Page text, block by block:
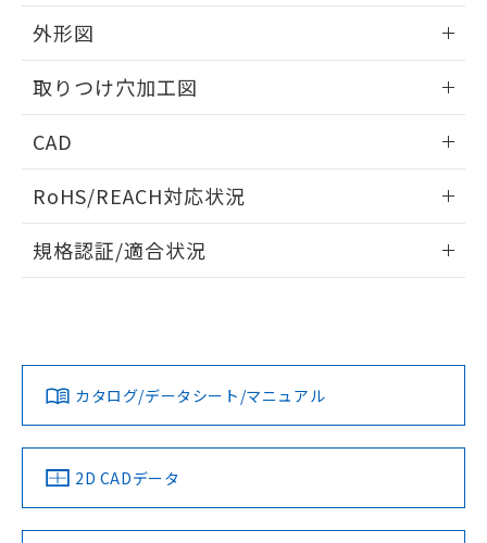
外形図
取りつけ穴加工図
CAD
ドすることができます。
ログイン/会員登録
ダウンロードデータをご利用いただく前に、以下を必ずお読
みください。
ソフトウェアの使用条件
RoHS/REACH対応状況
EU RoHS 注意事項・凡例
対応済み
中国 RoHS 注意事項・凡例
規格認証/適合状況
カタログ/データシート/マニュアル
2D CADデータ
および当社の共同利用者が、当社の製
引・商談に必要な範囲で利用すること
をご了承ください。
※当社の共同利用者とは、
指します。
下記の非含有証明書をダウンロードするこ
とができます。
EU RoHS指令（10物質）の非含有証明書
51物質の非含有証明書（当社基準）
るもので、過去に遡って非含有を証明する
ものではありません。
また、RoHS指令のフタル酸エステル類４
荷製品に未対応品が混在することから備考
欄に対応日を記載しておりました。
す。